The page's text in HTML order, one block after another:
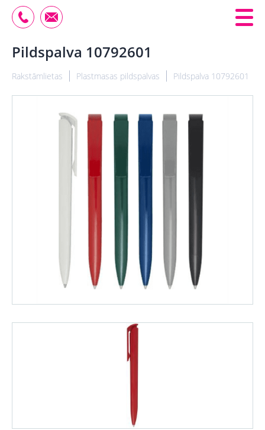
Pildspalva 10792601
Rakstāmlietas Plastmasas pildspalvas Pildspalva 10792601